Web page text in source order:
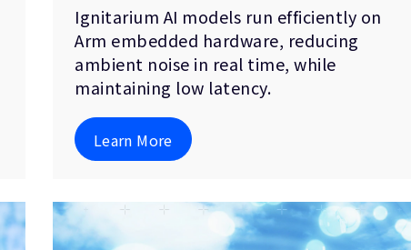
Ignitarium AI models run efficiently on
Arm embedded hardware, reducing
ambient noise in real time, while
maintaining low latency.
Learn More